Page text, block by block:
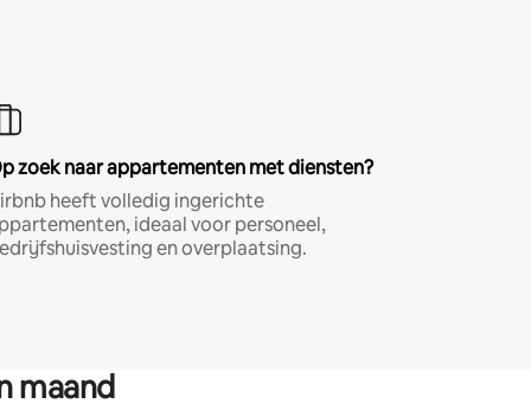
zoek naar appartementen met diensten?
heeft volledig ingerichte
ideaal voor personeel,
en overplaatsing.
maand